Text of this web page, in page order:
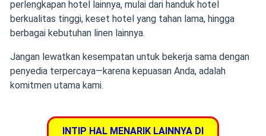
perlengkapan hotel lainnya, mulai dari handuk hotel
berkualitas tinggi, keset hotel yang tahan lama, hingga
berbagai kebutuhan linen lainnya.
Jangan lewatkan kesempatan untuk bekerja sama dengan
penyedia terpercaya—karena kepuasan Anda, adalah
komitmen utama kami.
INTIP HAL MENARIK LAINNYA DI